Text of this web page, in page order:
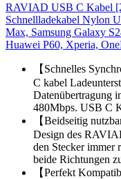
RAVIAD USB C Kabel
Schnellladekabel Nylon
Max, Samsung Galaxy
Huawei P60, Xperia,
【Schnelles
C kabel
Datenübertragung
480Mbps. USB C
【Beidseitig
Design des
den Stecker immer
beide Richtungen
【Perfekt